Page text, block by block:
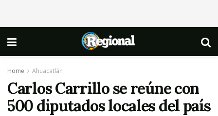
Home Ahuacatlán
Carlos Carrillo se reúne con
500 diputados locales del país